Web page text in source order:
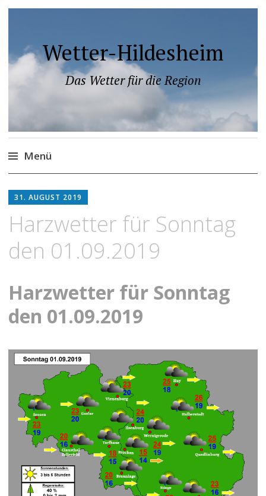
Wetter-Hildesheim
Das Wetter für die Region
Menü
Inhalt
31. AUGUST 2019
Harzwetter für Sonntag
den 01.09.2019
Harzwetter für Sonntag
den 01.09.2019